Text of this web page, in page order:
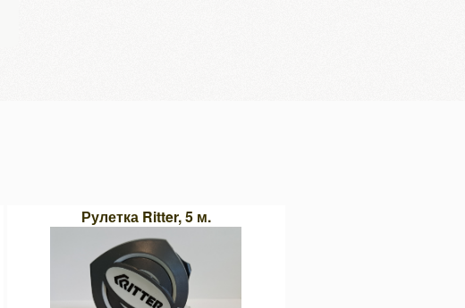
Рулетка Ritter, 5 м.